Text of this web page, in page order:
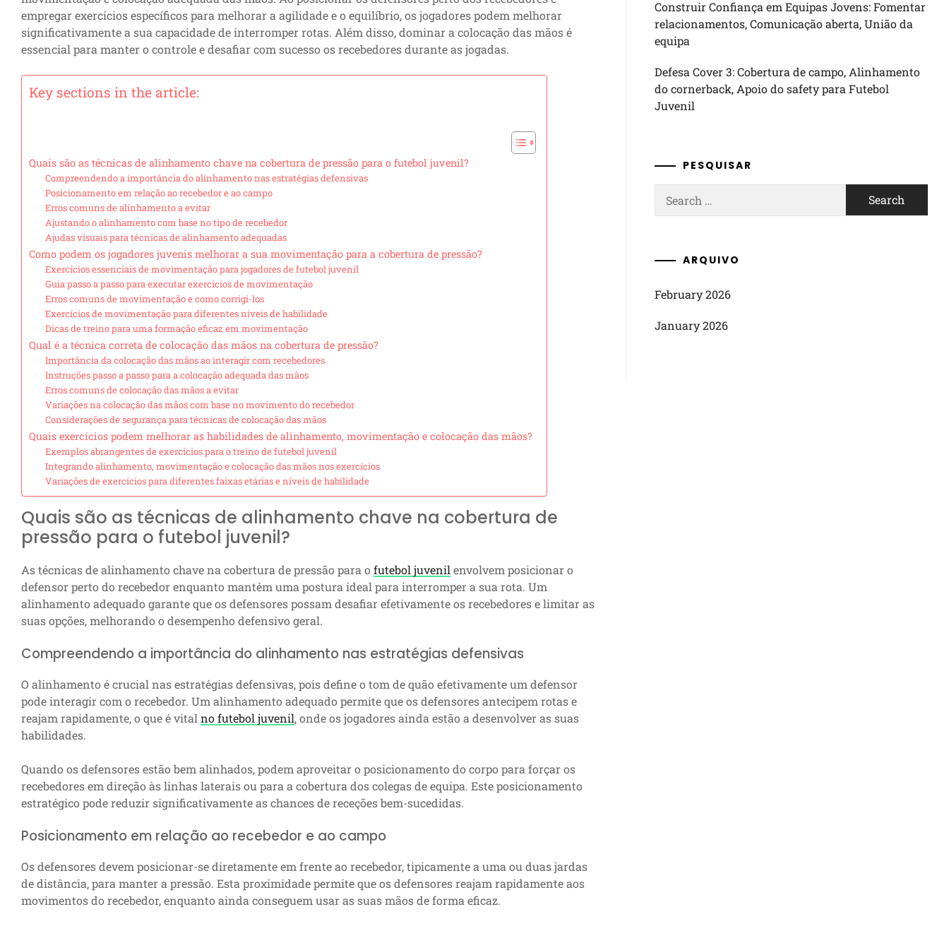
empregar exercícios específicos para melhorar a agilidade e o equilíbrio, os jogadores podem melhorar
significativamente a sua capacidade de interromper rotas. Além disso, dominar a colocação das mãos é
essencial para manter o controle e desafiar com sucesso os recebedores durante as jogadas.
Key sections in the article:
Quais são as técnicas de alinhamento chave na cobertura de pressão para o futebol juvenil?
Compreendendo a importância do alinhamento nas estratégias defensivas
Posicionamento em relação ao recebedor e ao campo
Erros comuns de alinhamento a evitar
Ajustando o alinhamento com base no tipo de recebedor
Ajudas visuais para técnicas de alinhamento adequadas
Como podem os jogadores juvenis melhorar a sua movimentação para a cobertura de pressão?
Exercícios essenciais de movimentação para jogadores de futebol juvenil
Guia passo a passo para executar exercícios de movimentação
Erros comuns de movimentação e como corrigi-los
Exercícios de movimentação para diferentes níveis de habilidade
Dicas de treino para uma formação eficaz em movimentação
Qual é a técnica correta de colocação das mãos na cobertura de pressão?
Importância da colocação das mãos ao interagir com recebedores
Instruções passo a passo para a colocação adequada das mãos
Erros comuns de colocação das mãos a evitar
Variações na colocação das mãos com base no movimento do recebedor
Considerações de segurança para técnicas de colocação das mãos
Quais exercícios podem melhorar as habilidades de alinhamento, movimentação e colocação das mãos?
Exemplos abrangentes de exercícios para o treino de futebol juvenil
Integrando alinhamento, movimentação e colocação das mãos nos exercícios
Variações de exercícios para diferentes faixas etárias e níveis de habilidade
Quais são as técnicas de alinhamento chave na cobertura de
pressão para o futebol juvenil?
As técnicas de alinhamento chave na cobertura de pressão para o futebol juvenilenvolvem posicionar o
defensor perto do recebedor enquanto mantém uma postura ideal para interromper a sua rota. Um
alinhamento adequado garante que os defensores possam desafiar efetivamente os recebedores e limitar as
suas opções, melhorando o desempenho defensivo geral.
Compreendendo a importância do alinhamento nas estratégias defensivas
O alinhamento é crucial nas estratégias defensivas, pois define o tom de quão efetivamente um defensor
pode interagir com o recebedor. Um alinhamento adequado permite que os defensores antecipem rotas e
reajam rapidamente, o que é vitalno futebol juvenil, onde os jogadores ainda estão a desenvolver as suas
habilidades.
Quando os defensores estão bem alinhados, podem aproveitar o posicionamento do corpo para forçar os
recebedores em direção às linhas laterais ou para a cobertura dos colegas de equipa. Este posicionamento
estratégico pode reduzir significativamente as chances de receções bem-sucedidas.
Posicionamento em relação ao recebedor e ao campo
Os defensores devem posicionar-se diretamente em frente ao recebedor, tipicamente a uma ou duas jardas
de distância, para manter a pressão. Esta proximidade permite que os defensores reajam rapidamente aos
movimentos do recebedor, enquanto ainda conseguem usar as suas mãos de forma eficaz.
Construir Confiança em Equipas Jovens: Fomentar
relacionamentos, Comunicação aberta, União da
equipa
Defesa Cover 3: Cobertura de campo, Alinhamento
do cornerback, Apoio do safety para Futebol
Juvenil
PESQUISAR
for:
ARQUIVO
February 2026
January 2026